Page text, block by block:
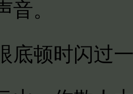
音。
顿时闪过一